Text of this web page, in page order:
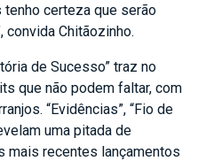
tenho certeza que serão
Chitãozinho.
de Sucesso” traz no
que não podem faltar, com
“Evidências”, “Fio de
uma pitada de
mais recentes lançamentos